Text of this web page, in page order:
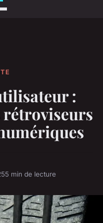
:
5 min de lecture